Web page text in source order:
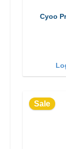
Cyoo
Sale